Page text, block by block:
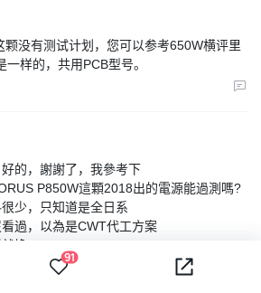
颗没有测试计划，您可以参考650W横评里
一样的，共用PCB型号。
好的，謝謝了，我參考下
P850W這顆2018出的電源能過測嗎?
少，只知道是全日系
過，以為是CWT代工方案
換
91